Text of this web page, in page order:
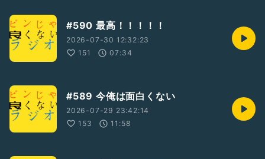
#590 最高！！！！！
2026-07-30 12:32:23
151
07:34
#589 今俺は面白くない
2026-07-29 23:42:14
153
11:58